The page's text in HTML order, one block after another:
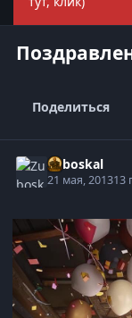
Поделиться
Zuboskal
21 мая, 201313